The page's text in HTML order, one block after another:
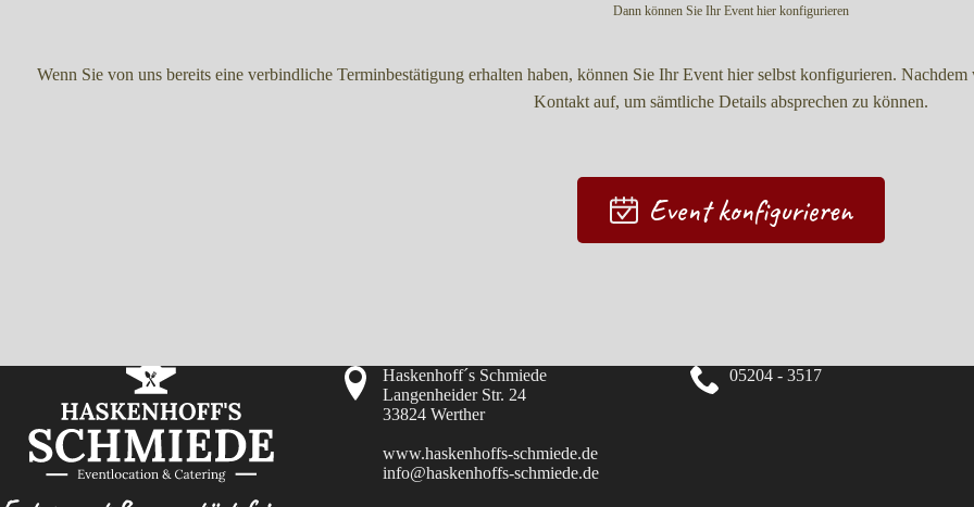
Dann können Sie Ihr Event hier konfigurieren
Wenn Sie von uns bereits eine verbindliche Terminbestätigung erhalten haben, können Sie Ihr Event hier selbst konfigurieren.
Kontakt auf, um sämtliche Details absprechen zu können.
Event konfigurieren
Haskenhoff´s Schmiede
Langenheider Str. 24
33824 Werther
www.haskenhoffs-schmiede.de
info@haskenhoffs-schmiede.de
05204 - 3517